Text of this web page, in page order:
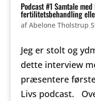
Podcast #1 Samtale
fertilitetsbehandling
afAbelone Tholstrup
Jeg er stolt og
dette interview
præsentere
Livs podcast.